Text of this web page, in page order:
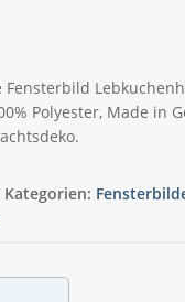
Fensterbild
Polyester, Made in
Kategorien: